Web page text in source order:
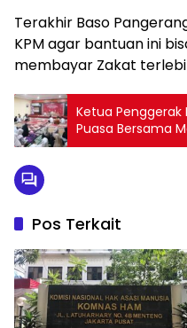
Terakhir Baso
KPM agar bantuan ini
membayar Zakat
Ketua Penggerak
Puasa Bersama
Pos Terkait